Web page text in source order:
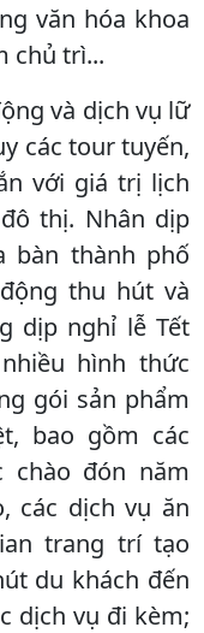
văn hóa khoa
chủ trì...
và dịch vụ lữ
các tour tuyến,
với giá trị lịch
thị. Nhân dịp
bàn thành phố
thu hút và
dịp nghỉ lễ Tết
hình thức
gói sản phẩm
bao gồm các
chào đón năm
các dịch vụ ăn
trang trí tạo
du khách đến
dịch vụ đi kèm;